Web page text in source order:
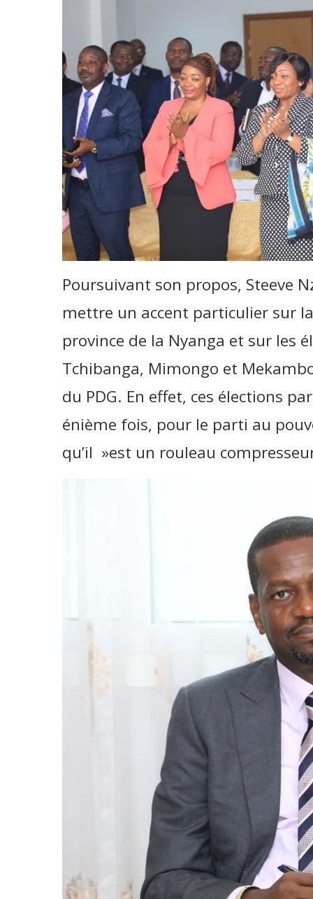
Poursuivant son propos, Steeve
mettre un accent particulier sur
province de la Nyanga et sur les
Tchibanga, Mimongo et
du PDG. En effet, ces élections
énième fois, pour le parti au
qu’il »est un rouleau